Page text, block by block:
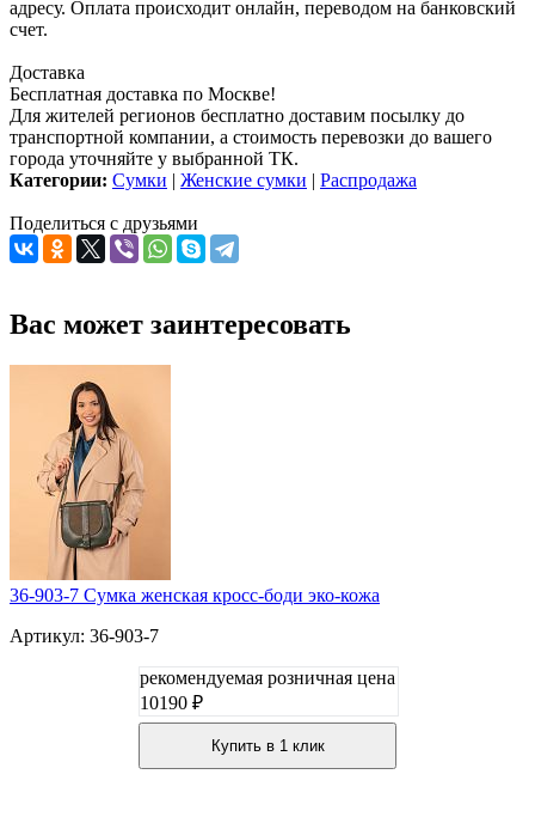
адресу. Оплата происходит онлайн, переводом на банковский
счет.
Доставка
Бесплатная доставка по Москве!
Для жителей регионов бесплатно доставим посылку до
транспортной компании, а стоимость перевозки до вашего
города уточняйте у выбранной ТК.
Категории: Сумки | Женские сумки | Распродажа
Поделиться с друзьями
Вас может заинтересовать
36-903-7 Сумка женская кросс-боди эко-кожа
Артикул: 36-903-7
рекомендуемая розничная цена
10190 ₽
Купить в 1 клик